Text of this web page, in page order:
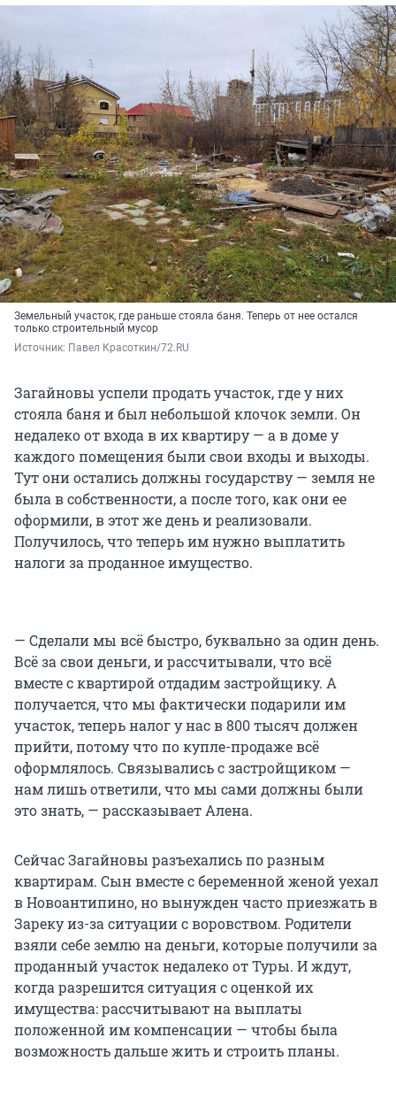
Земельный участок, где раньше стояла баня. Теперь от нее остался
только строительный мусор
Источник: Павел Красоткин/72.RU
Загайновы успели продать участок, где у них
стояла баня и был небольшой клочок земли. Он
недалеко от входа в их квартиру — а в доме у
каждого помещения были свои входы и выходы.
Тут они остались должны государству — земля не
была в собственности, а после того, как они ее
оформили, в этот же день и реализовали.
Получилось, что теперь им нужно выплатить
налоги за проданное имущество.
— Сделали мы всё быстро, буквально за один день.
Всё за свои деньги, и рассчитывали, что всё
вместе с квартирой отдадим застройщику. А
получается, что мы фактически подарили им
участок, теперь налог у нас в 800 тысяч должен
прийти, потому что по купле-продаже всё
оформлялось. Связывались с застройщиком —
нам лишь ответили, что мы сами должны были
это знать, — рассказывает Алена.
Сейчас Загайновы разъехались по разным
квартирам. Сын вместе с беременной женой уехал
в Новоантипино, но вынужден часто приезжать в
Зареку из-за ситуации с воровством. Родители
взяли себе землю на деньги, которые получили за
проданный участок недалеко от Туры. И ждут,
когда разрешится ситуация с оценкой их
имущества: рассчитывают на выплаты
положенной им компенсации — чтобы была
возможность дальше жить и строить планы.